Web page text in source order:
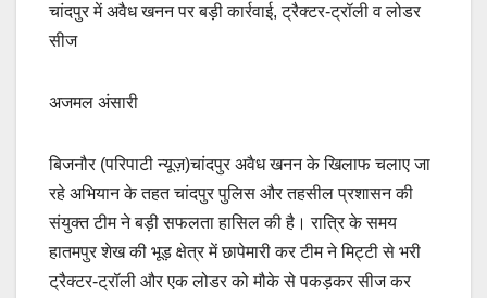
चांदपुर में अवैध खनन पर बड़ी कार्रवाई, ट्रैक्टर-ट्रॉली व लोडर
सीज
अजमल अंसारी
बिजनौर (परिपाटी न्यूज़)चांदपुर अवैध खनन के खिलाफ चलाए जा
रहे अभियान के तहत चांदपुर पुलिस और तहसील प्रशासन की
संयुक्त टीम ने बड़ी सफलता हासिल की है। रात्रि के समय
हातमपुर शेख की भूड़ क्षेत्र में छापेमारी कर टीम ने मिट्टी से भरी
ट्रैक्टर-ट्रॉली और एक लोडर को मौके से पकड़कर सीज कर